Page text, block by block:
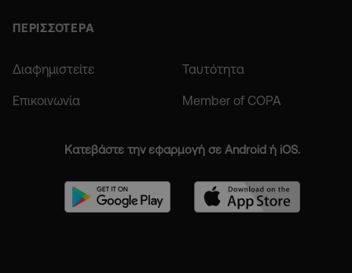
ΠΕΡΙΣΣΟΤΕΡΑ
Διαφημιστείτε Ταυτότητα
Επικοινωνία Member of COPA
Κατεβάστε την εφαρμογή σε Android ή iOS.